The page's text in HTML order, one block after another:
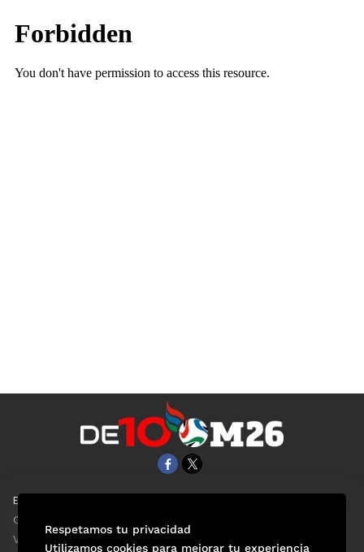
EL UNIVERSAL
Clase
ViveUSA
Respetamos tu privacidad
Utilizamos cookies para mejorar tu experiencia